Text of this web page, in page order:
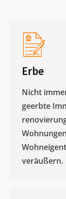
Erbe
Nicht
geerbte
veräußern. ​